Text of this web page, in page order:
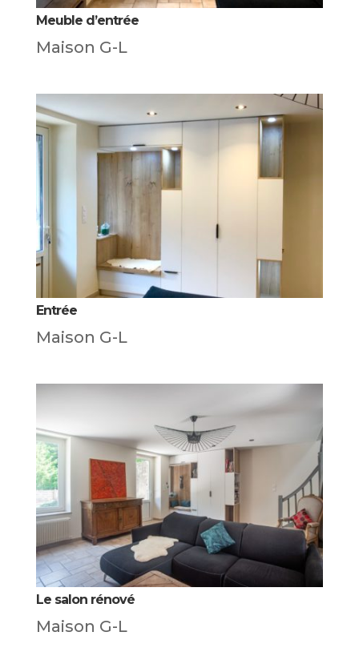
Meuble d’entrée
Maison G-L
Entrée
Maison G-L
Le salon rénové
Maison G-L